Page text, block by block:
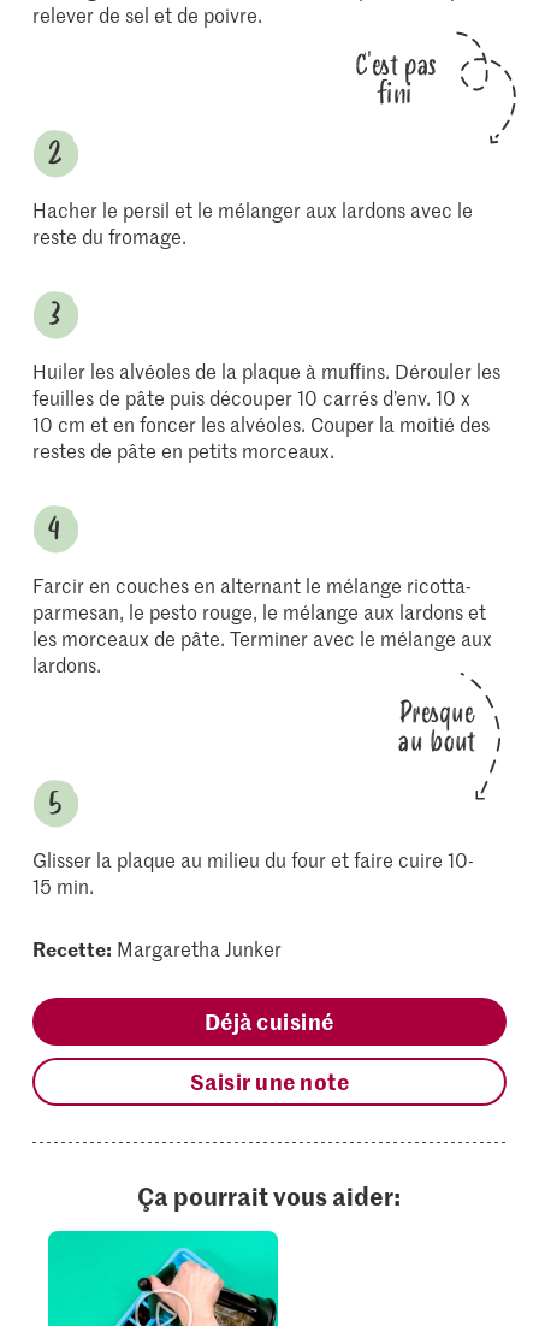
relever de sel et de poivre.
C'est pas
fini
Hacher le persil et le mélanger aux lardons avec le
reste du fromage.
Huiler les alvéoles de la plaque à muffins. Dérouler les
feuilles de pâte puis découper 10 carrés d’env. 10 x
10 cm et en foncer les alvéoles. Couper la moitié des
restes de pâte en petits morceaux.
Farcir en couches en alternant le mélange ricotta-
parmesan, le pesto rouge, le mélange aux lardons et
les morceaux de pâte. Terminer avec le mélange aux
lardons.
Presque
au bout
Glisser la plaque au milieu du four et faire cuire 10-
15 min.
Recette: Margaretha Junker
Déjà cuisiné
Saisir une note
Ça pourrait vous aider: